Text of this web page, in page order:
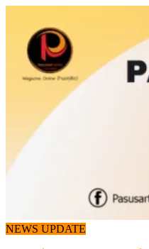
content
NEWS UPDATE